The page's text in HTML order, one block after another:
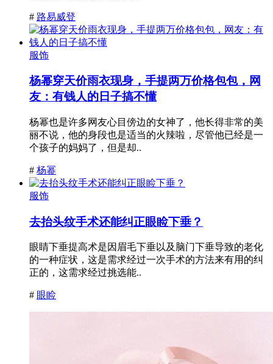
# 路易威登
服饰
杨幂穿天价雨衣现身，手提两万价格包包，网
友：有钱人的日子搞不懂
杨幂也是许多网友心目傍边的女神了，他长得非常的美
丽不说，他的身段也是适当的火辣啦，尽管他已经是一
个孩子的妈妈了，但是却..
# 杨幂
服饰
去抬头纹手术还能纠正眼睑下垂？
眼睛下垂提高术是因眉毛下垂以及脑门下垂导致的老化
的一种症状，这是需求经过一次手术的方法来有用的纠
正的，这需求经过挑选能..
# 眼睑